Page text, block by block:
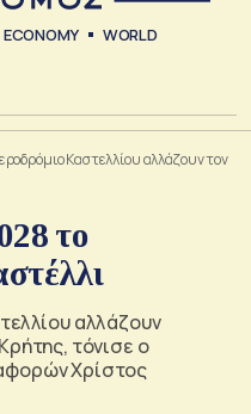
ECONOMY WORLD
Καστελλίου αλλάζουν τον
το
αλλάζουν
τόνισε ο
Χρίστος